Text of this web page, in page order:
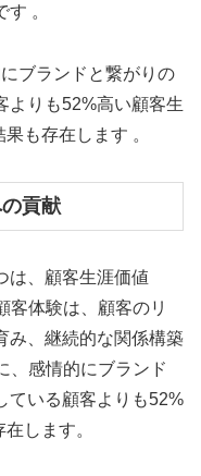
。
ブランドと繋がりの
よりも52%高い顧客生
も存在します 。
貢献
は、顧客生涯価値
客体験は、顧客のリ
み、継続的な関係構築
、感情的にブランド
ている顧客よりも52%
します。